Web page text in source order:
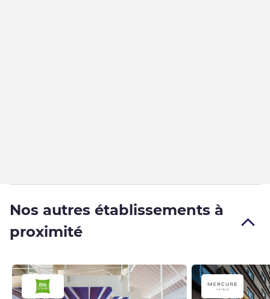
Nos autres établissements à
proximité